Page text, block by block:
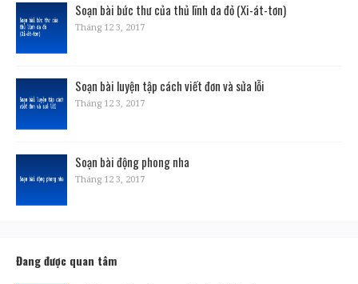
Soạn bài bức thư của thủ lĩnh da đỏ (Xi-át-tơn)
Tháng 12 3, 2017
Soạn bài luyện tập cách viết đơn và sửa lỗi
Tháng 12 3, 2017
Soạn bài động phong nha
Tháng 12 3, 2017
Đang được quan tâm